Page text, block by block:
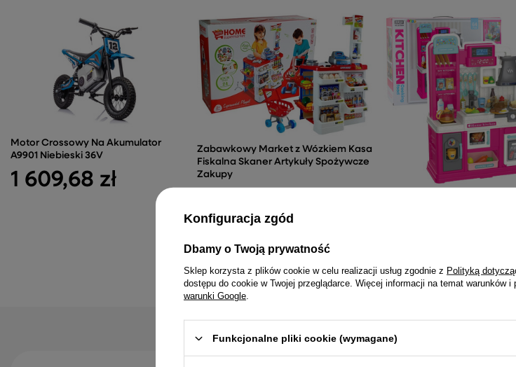
Motor Crossowy Na Akumulator
A9901 Niebieski 36V
1 609,68 zł
Zabawkowy Market z Wózkiem Kasa
Fiskalna Skaner Artykuły Spożywcze
Zakupy
Konfiguracja zgód
Dbamy o Twoją prywatność
Sklep korzysta z plików cookie w celu realizacji usług zgodnie z Polityką
dostępu do cookie w Twojej przeglądarce. Więcej informacji na temat warunków
warunki Google
Funkcjonalne pliki cookie (wymagane)